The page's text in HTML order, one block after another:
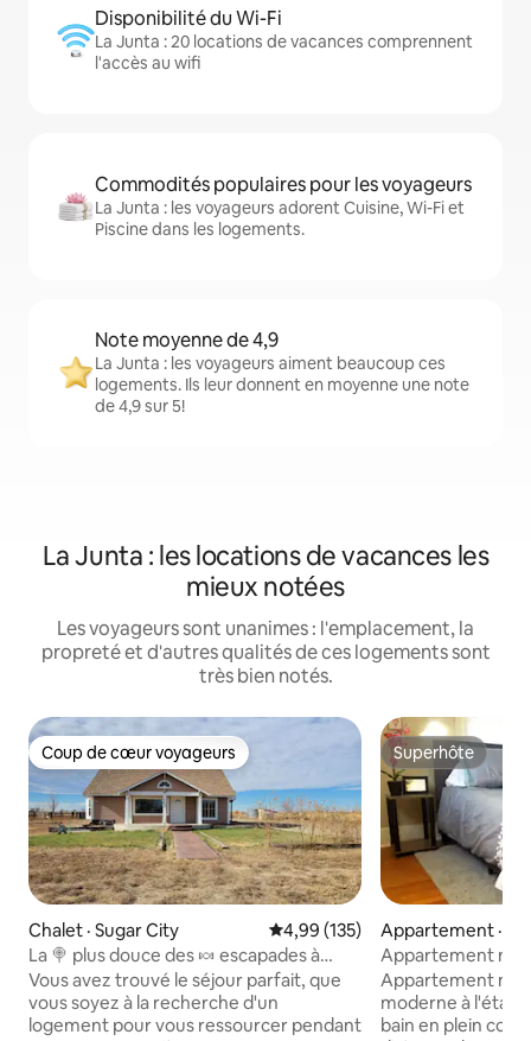
Disponibilité du Wi-Fi
La Junta : 20 locations de vacances comprennent
l'accès au wifi
Commodités populaires pour les voyageurs
La Junta : les voyageurs adorent Cuisine, Wi-Fi et
Piscine dans les logements.
Note moyenne de 4,9
La Junta : les voyageurs aiment beaucoup ces
logements. Ils leur donnent en moyenne une note
de 4,9 sur 5!
La Junta : les locations de vacances les
mieux notées
Les voyageurs sont unanimes : l'emplacement, la
propreté et d'autres qualités de ces logements sont
très bien notés.
Coup de cœur voyageurs
Coup de cœur voyageurs
Chalet · Sugar City Note moyenne de 4,99 sur 5,
4,99 (135)
La 🍭 plus douce des 🍬 escapades à
Sugar City Colorado !!
Vous avez trouvé le séjour parfait, que
vous soyez à la recherche d'un
logement pour vous ressourcer pendant
Superhôte
Superhôte
Appartement · La
Appartement
nomades et les
simple !
Appartement
moderne à l'étage
bain en plein